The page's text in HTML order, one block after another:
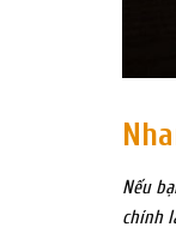
Nếu
chính